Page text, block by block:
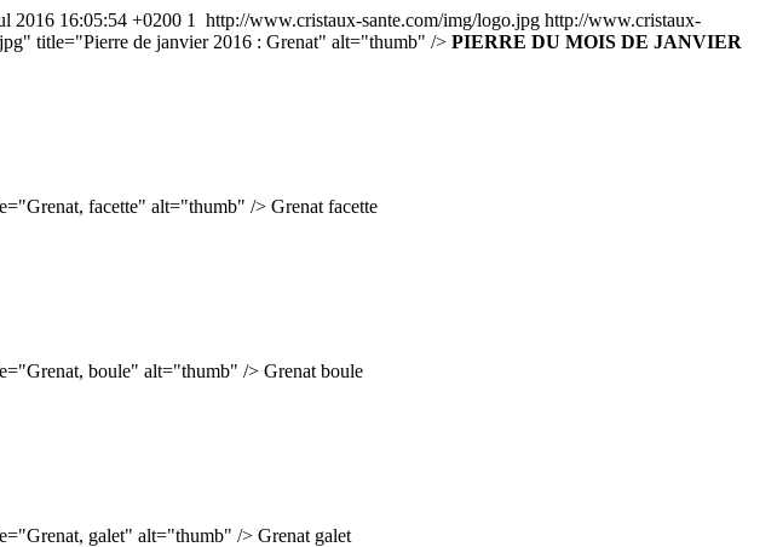
2016 16:05:54 +0200 1 http://www.cristaux-sante.com/img/logo.jpg http://www.cristaux-
title="Pierre de janvier 2016 : Grenat" alt="thumb" /> PIERRE DU MOIS DE JANVIER
facette" alt="thumb" /> Grenat facette
boule" alt="thumb" /> Grenat boule
galet" alt="thumb" /> Grenat galet